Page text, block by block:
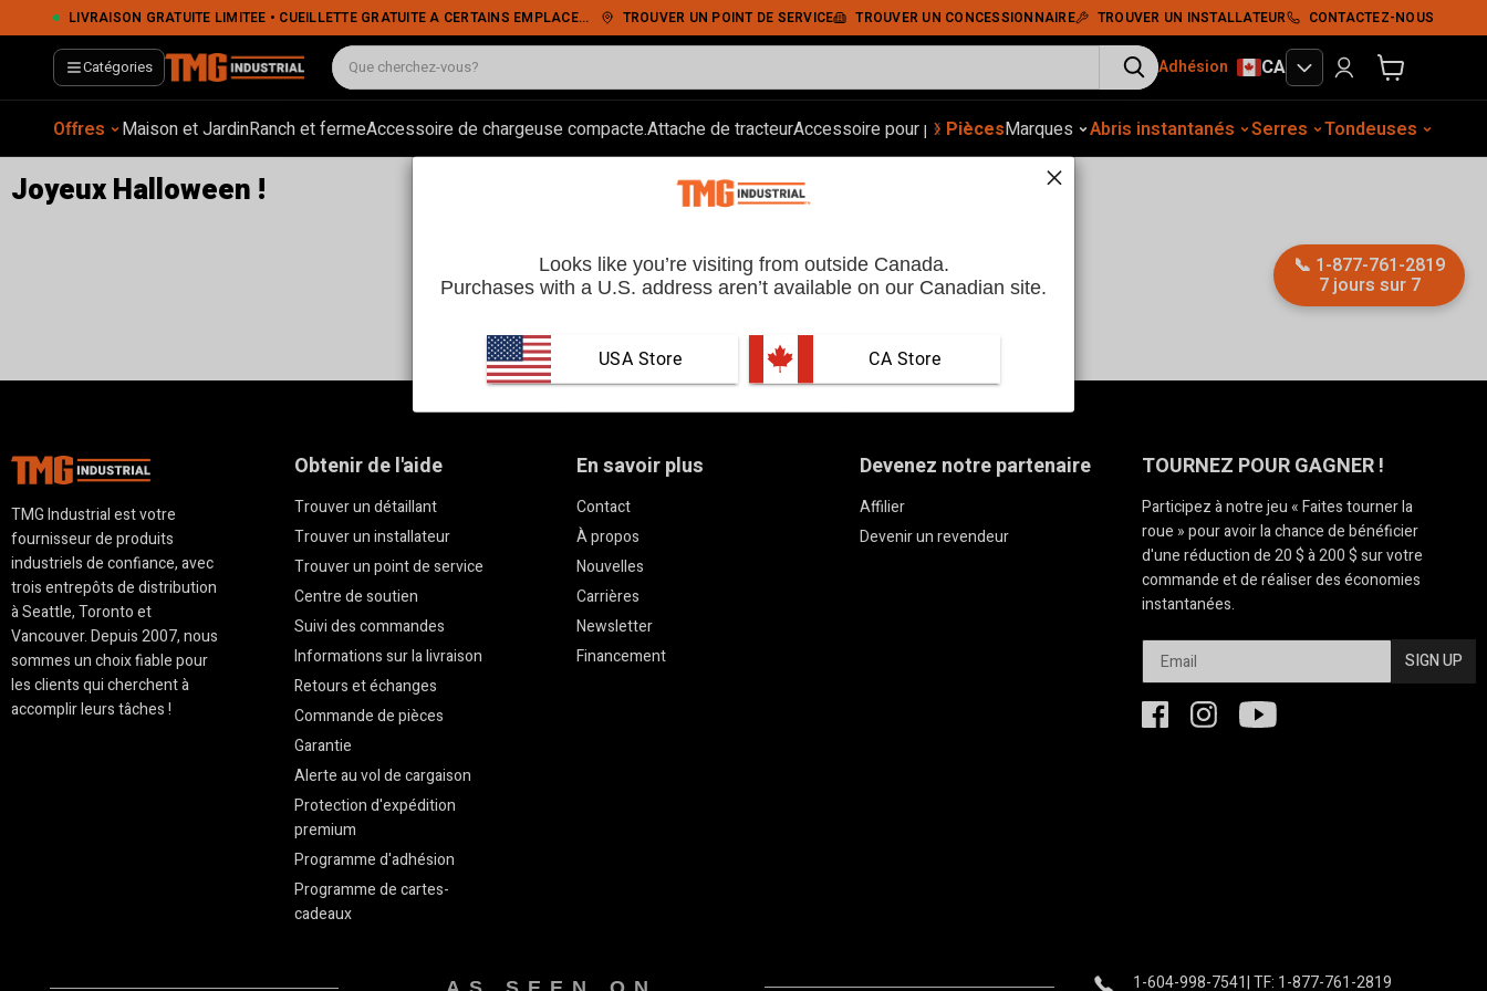
LIVRAISON GRATUITE LIMITÉE • CUEILLETTE GRATUITE À CERTAINS EMPLACEMENTS • PAIEMENT SÉCURISÉ TROUVER UN POINT DE SERVICE TROUVER UN CONCESSIONNAIRE TROUVER UN INSTALLATEUR CONTACTEZ-NOUS
Catégories Adhésion CA Voir le panier
Offres Maison et JardinRanch et fermeAccessoire de chargeuse compacte.Attache de tracteurAccessoire pour pelle.Rangement extérieurConstructionÉquip. auto. Tassement du sol
‹
› PiècesMarques Abris instantanés Serres Tondeuses
Joyeux Halloween !
TMG Industrial est votre
fournisseur de produits
industriels de confiance, avec
trois entrepôts de distribution
à Seattle, Toronto et
Vancouver. Depuis 2007, nous
sommes un choix fiable pour
les clients qui cherchent à
accomplir leurs tâches !
Obtenir de l'aide
Trouver un détaillant
Trouver un installateur
Trouver un point de service
Centre de soutien
Suivi des commandes
Informations sur la livraison
Retours et échanges
Commande de pièces
Garantie
Alerte au vol de cargaison
Protection d'expédition
premium
Programme d'adhésion
Programme de cartes-
cadeaux
En savoir plus
Contact
À propos
Nouvelles
Carrières
Newsletter
Financement
Devenez notre partenaire
Affilier
Devenir un revendeur
TOURNEZ POUR GAGNER !
Participez à notre jeu « Faites tourner la
roue » pour avoir la chance de bénéficier
d'une réduction de 20 $ à 200 $ sur votre
commande et de réaliser des économies
instantanées.
SIGN UP
1-604-998-7541| TF: 1-877-761-2819
📞 1-877-761-2819
7 jours sur 7
Looks like you’re visiting from outside Canada.
Purchases with a U.S. address aren’t available on our Canadian site.
USA Store CA Store